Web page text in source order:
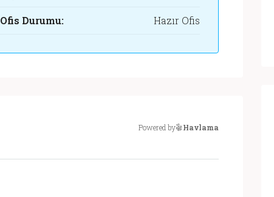
Ofis Durumu: Hazır Ofis
Powered by Havlama